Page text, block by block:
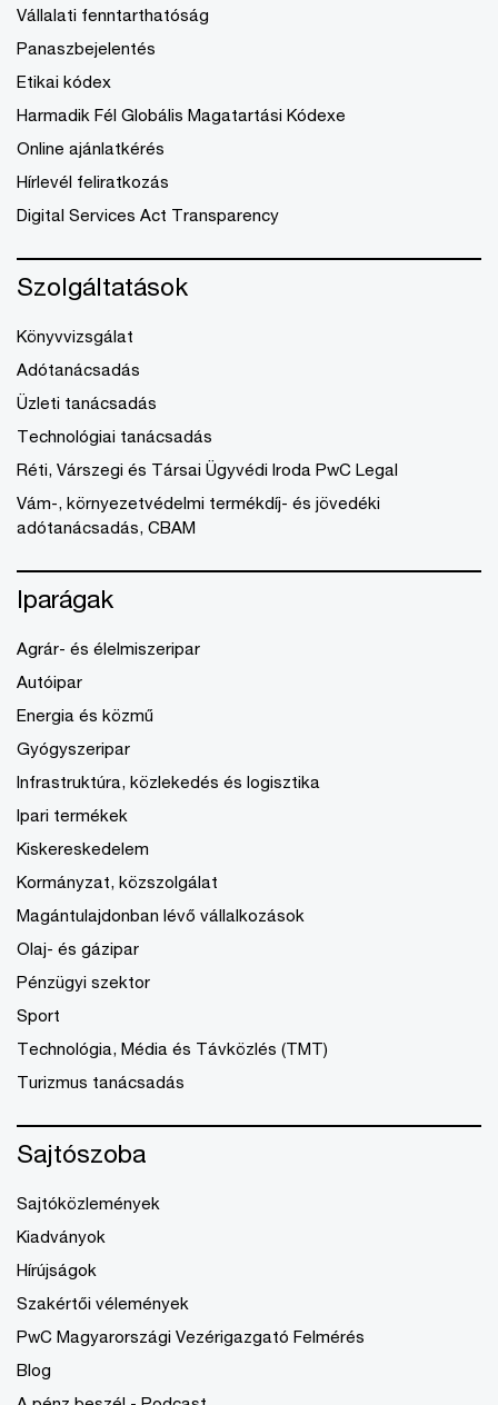
Vállalati fenntarthatóság
Panaszbejelentés
Etikai kódex
Harmadik Fél Globális Magatartási Kódexe
Online ajánlatkérés
Hírlevél feliratkozás
Digital Services Act Transparency
Szolgáltatások
Könyvvizsgálat
Adótanácsadás
Üzleti tanácsadás
Technológiai tanácsadás
Réti, Várszegi és Társai Ügyvédi Iroda PwC Legal
Vám-, környezetvédelmi termékdíj- és jövedéki
adótanácsadás, CBAM
Iparágak
Agrár- és élelmiszeripar
Autóipar
Energia és közmű
Gyógyszeripar
Infrastruktúra, közlekedés és logisztika
Ipari termékek
Kiskereskedelem
Kormányzat, közszolgálat
Magántulajdonban lévő vállalkozások
Olaj- és gázipar
Pénzügyi szektor
Sport
Technológia, Média és Távközlés (TMT)
Turizmus tanácsadás
Sajtószoba
Sajtóközlemények
Kiadványok
Hírújságok
Szakértői vélemények
PwC Magyarországi Vezérigazgató Felmérés
Blog